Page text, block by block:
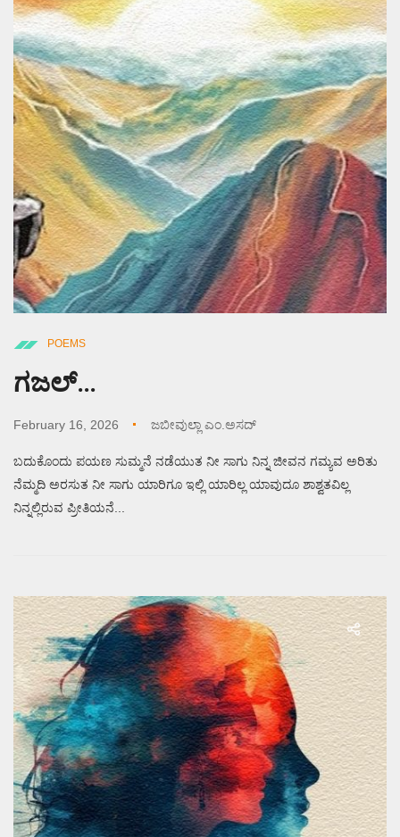
POEMS
ಗಜಲ್…
February 16, 2026 ಜಬೀವುಲ್ಲಾ ಎಂ.ಅಸದ್
ಬದುಕೊಂದು ಪಯಣ ಸುಮ್ಮನೆ ನಡೆಯುತ ನೀ ಸಾಗು ನಿನ್ನ ಜೀವನ ಗಮ್ಯವ ಅರಿತು
ನೆಮ್ಮದಿ ಅರಸುತ ನೀ ಸಾಗು ಯಾರಿಗೂ ಇಲ್ಲಿ ಯಾರಿಲ್ಲ ಯಾವುದೂ ಶಾಶ್ವತವಿಲ್ಲ
ನಿನ್ನಲ್ಲಿರುವ ಪ್ರೀತಿಯನೆ...